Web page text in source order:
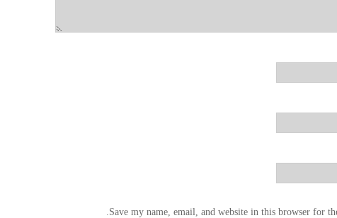
Save my name, email, and website in this browser for